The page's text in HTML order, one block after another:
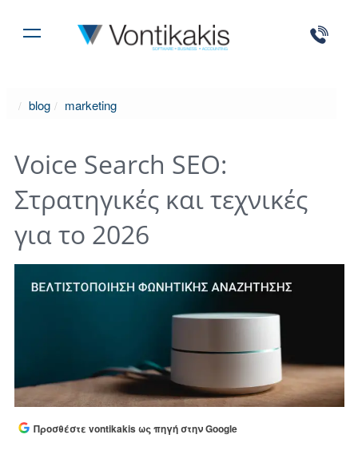
blog marketing
Voice Search SEO:
Στρατηγικές και τεχνικές
για το 2026
Προσθέστε vontikakis ως πηγή στην Google